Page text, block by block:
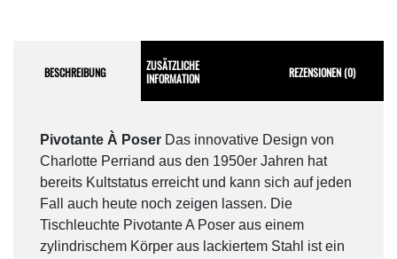
BESCHREIBUNG
ZUSÄTZLICHE
INFORMATION
REZENSIONEN (0)
Pivotante À Poser Das innovative Design von
Charlotte Perriand aus den 1950er Jahren hat
bereits Kultstatus erreicht und kann sich auf jeden
Fall auch heute noch zeigen lassen. Die
Tischleuchte Pivotante A Poser aus einem
zylindrischem Körper aus lackiertem Stahl ist ein